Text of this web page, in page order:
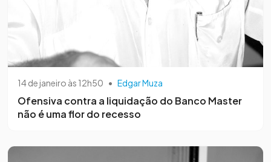
14 de janeiro às 12h50 • Edgar Muza
Ofensiva contra a liquidação do Banco Master
não é uma flor do recesso